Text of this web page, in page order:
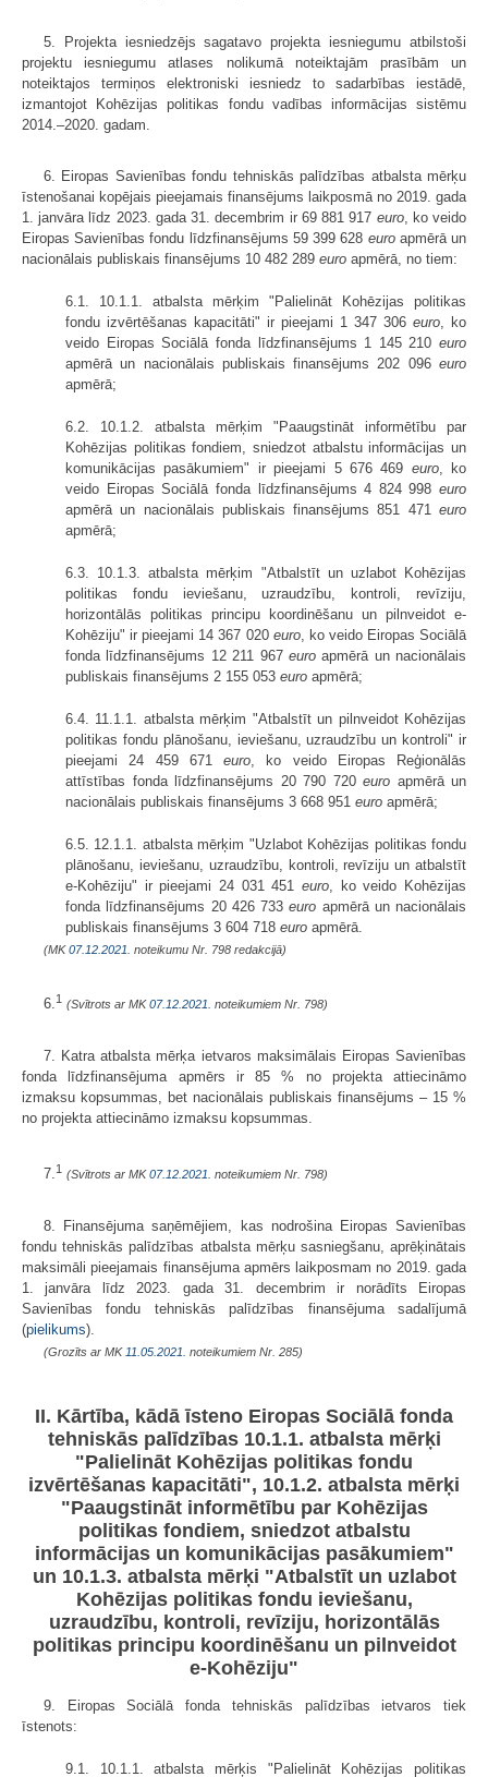
5. Projekta iesniedzējs sagatavo projekta iesniegumu atbilstoši
projektu iesniegumu atlases nolikumā noteiktajām prasībām un
noteiktajos termiņos elektroniski iesniedz to sadarbības iestādē,
izmantojot Kohēzijas politikas fondu vadības informācijas sistēmu
2014.–2020. gadam.
6. Eiropas Savienības fondu tehniskās palīdzības atbalsta mērķu
īstenošanai kopējais pieejamais finansējums laikposmā no 2019. gada
1. janvāra līdz 2023. gada 31. decembrim ir 69 881 917 euro, ko veido
Eiropas Savienības fondu līdzfinansējums 59 399 628 euroapmērā un
nacionālais publiskais finansējums 10 482 289 euro apmērā, no tiem:
6.1. 10.1.1. atbalsta mērķim "Palielināt Kohēzijas politikas
fondu izvērtēšanas kapacitāti" ir pieejami 1 347 306 euro , ko
veido Eiropas Sociālā fonda līdzfinansējums 1 145 210 euro
apmērā un nacionālais publiskais finansējums 202 096 euro
apmērā;
6.2. 10.1.2. atbalsta mērķim "Paaugstināt informētību par
Kohēzijas politikas fondiem, sniedzot atbalstu informācijas un
komunikācijas pasākumiem" ir pieejami 5 676 469 euro, ko
veido Eiropas Sociālā fonda līdzfinansējums 4 824 998 euro
apmērā un nacionālais publiskais finansējums 851 471 euro
apmērā;
6.3. 10.1.3. atbalsta mērķim "Atbalstīt un uzlabot Kohēzijas
politikas fondu ieviešanu, uzraudzību, kontroli, revīziju,
horizontālās politikas principu koordinēšanu un pilnveidot e-
Kohēziju" ir pieejami 14 367 020 euro, ko veido Eiropas Sociālā
fonda līdzfinansējums 12 211 967 euroapmērā un nacionālais
publiskais finansējums 2 155 053 euro apmērā;
6.4. 11.1.1. atbalsta mērķim "Atbalstīt un pilnveidot Kohēzijas
politikas fondu plānošanu, ieviešanu, uzraudzību un kontroli" ir
pieejami 24 459 671 euro , ko veido Eiropas Reģionālās
attīstības fonda līdzfinansējums 20 790 720 euro apmērā un
nacionālais publiskais finansējums 3 668 951 euro apmērā;
6.5. 12.1.1. atbalsta mērķim "Uzlabot Kohēzijas politikas fondu
plānošanu, ieviešanu, uzraudzību, kontroli, revīziju un atbalstīt
e-Kohēziju" ir pieejami 24 031 451 euro , ko veido Kohēzijas
fonda līdzfinansējums 20 426 733euro apmērā un nacionālais
publiskais finansējums 3 604 718 euro apmērā.
(MK07.12.2021. noteikumu Nr. 798 redakcijā)
6. 1 (Svītrots ar MK07.12.2021. noteikumiem Nr. 798)
7. Katra atbalsta mērķa ietvaros maksimālais Eiropas Savienības
fonda līdzfinansējuma apmērs ir 85 % no projekta attiecināmo
izmaksu kopsummas, bet nacionālais publiskais finansējums – 15 %
no projekta attiecināmo izmaksu kopsummas.
7.1 (Svītrots ar MK07.12.2021. noteikumiem Nr. 798)
8. Finansējuma saņēmējiem, kas nodrošina Eiropas Savienības
fondu tehniskās palīdzības atbalsta mērķu sasniegšanu, aprēķinātais
maksimāli pieejamais finansējuma apmērs laikposmam no 2019. gada
1. janvāra līdz 2023. gada 31. decembrim ir norādīts Eiropas
Savienības fondu tehniskās palīdzības finansējuma sadalījumā
(pielikums).
(Grozīts ar MK 11.05.2021. noteikumiem Nr. 285)
II. Kārtība, kādā īsteno Eiropas Sociālā fonda
tehniskās palīdzības 10.1.1. atbalsta mērķi
"Palielināt Kohēzijas politikas fondu
izvērtēšanas kapacitāti", 10.1.2. atbalsta mērķi
"Paaugstināt informētību par Kohēzijas
politikas fondiem, sniedzot atbalstu
informācijas un komunikācijas pasākumiem"
un 10.1.3. atbalsta mērķi "Atbalstīt un uzlabot
Kohēzijas politikas fondu ieviešanu,
uzraudzību, kontroli, revīziju, horizontālās
politikas principu koordinēšanu un pilnveidot
e-Kohēziju"
9. Eiropas Sociālā fonda tehniskās palīdzības ietvaros tiek
īstenots:
9.1. 10.1.1. atbalsta mērķis "Palielināt Kohēzijas politikas